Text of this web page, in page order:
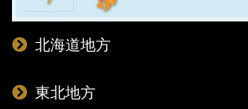
北海道地方
東北地方